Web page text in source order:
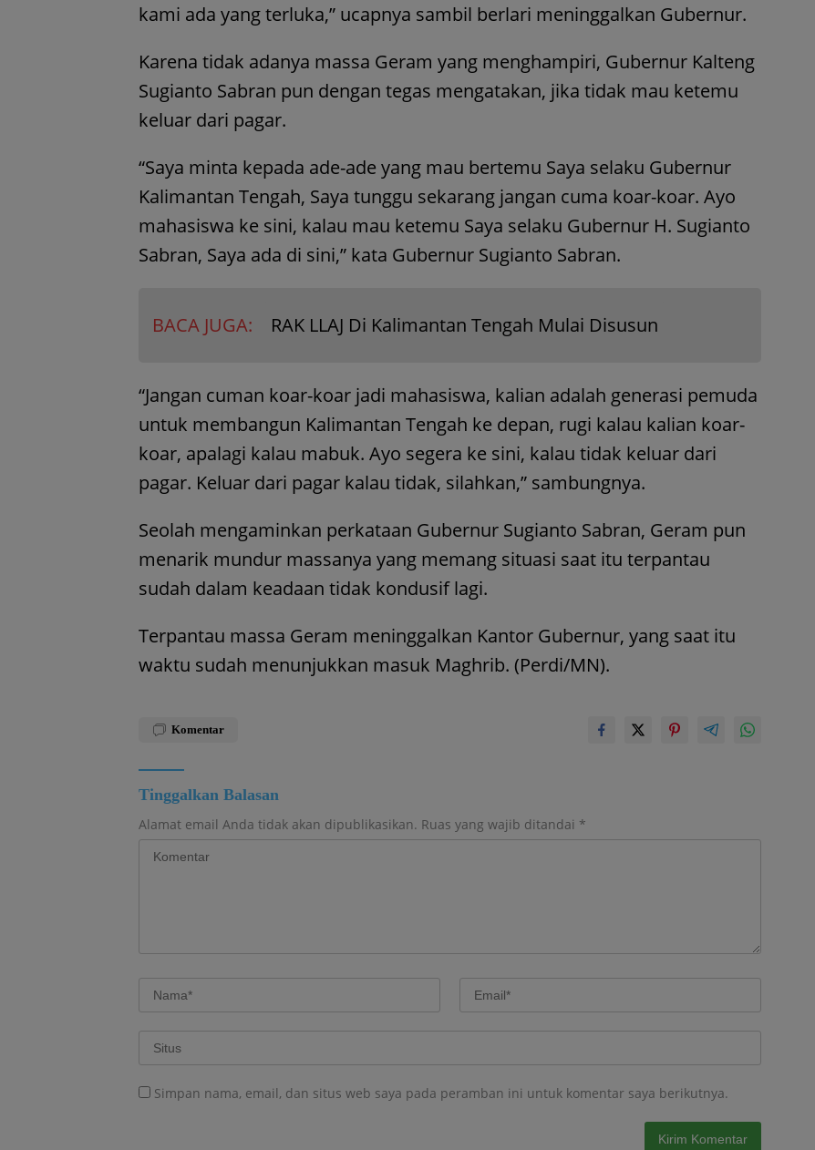
kami ada yang terluka,” ucapnya sambil berlari meninggalkan Gubernur.
Karena tidak adanya massa Geram yang menghampiri, Gubernur Kalteng
Sugianto Sabran pun dengan tegas mengatakan, jika tidak mau ketemu
keluar dari pagar.
“Saya minta kepada ade-ade yang mau bertemu Saya selaku Gubernur
Kalimantan Tengah, Saya tunggu sekarang jangan cuma koar-koar. Ayo
mahasiswa ke sini, kalau mau ketemu Saya selaku Gubernur H. Sugianto
Sabran, Saya ada di sini,” kata Gubernur Sugianto Sabran.
BACA JUGA: RAK LLAJ Di Kalimantan Tengah Mulai Disusun
“Jangan cuman koar-koar jadi mahasiswa, kalian adalah generasi pemuda
untuk membangun Kalimantan Tengah ke depan, rugi kalau kalian koar-
koar, apalagi kalau mabuk. Ayo segera ke sini, kalau tidak keluar dari
pagar. Keluar dari pagar kalau tidak, silahkan,” sambungnya.
Seolah mengaminkan perkataan Gubernur Sugianto Sabran, Geram pun
menarik mundur massanya yang memang situasi saat itu terpantau
sudah dalam keadaan tidak kondusif lagi.
Terpantau massa Geram meninggalkan Kantor Gubernur, yang saat itu
waktu sudah menunjukkan masuk Maghrib. (Perdi/MN).
Komentar
Tinggalkan Balasan
Alamat email Anda tidak akan dipublikasikan. Ruas yang wajib ditandai *
Simpan nama, email, dan situs web saya pada peramban ini untuk komentar saya berikutnya.